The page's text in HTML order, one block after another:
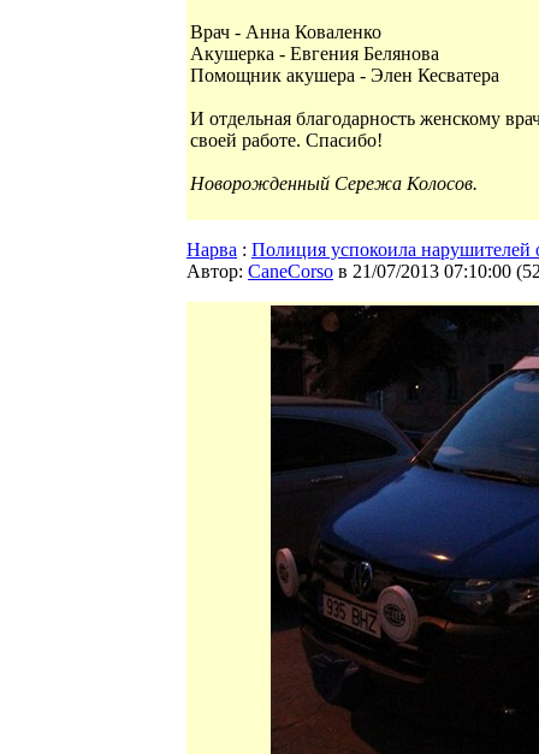
Врач - Анна Коваленко
Акушерка - Евгения Белянова
Помощник акушера - Элен Кесватера
И отдельная благодарность женскому
своей работе. Спасибо!
Новорожденный Сережа Колосов.
Нарва : Полиция успокоила нарушителей
Автор: CaneCorso в 21/07/2013 07:10:00 (